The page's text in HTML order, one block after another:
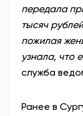
передала
тысяч
пожилая
узнала, что
служба
Ранее в